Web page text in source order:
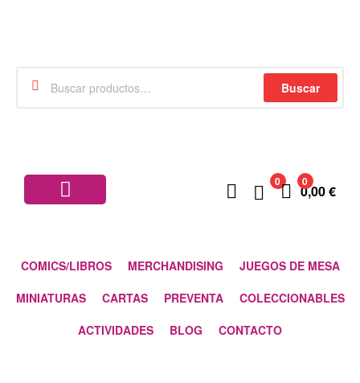
Buscar
0 0
0,00€
COMICS/LIBROS MERCHANDISING
JUEGOS DE MESA
MINIATURAS
CARTAS PREVENTA
COLECCIONABLES
ACTIVIDADES
BLOG CONTACTO